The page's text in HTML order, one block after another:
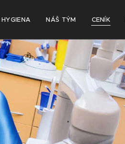
NÁŠ TÝM CENÍK